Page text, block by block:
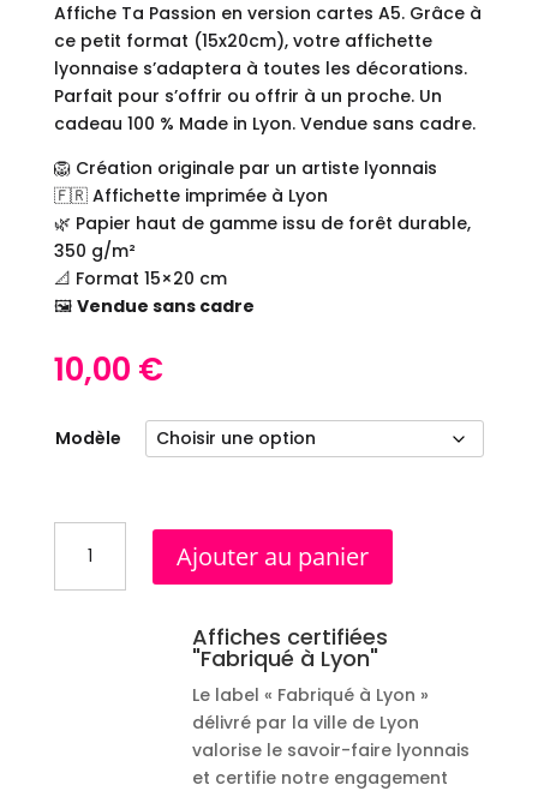
Affiche Ta Passion en version cartes A5. Grâce à
ce petit format (15x20cm), votre affichette
lyonnaise s’adaptera à toutes les décorations.
Parfait pour s’offrir ou offrir à un proche. Un
cadeau 100 % Made in Lyon. Vendue sans cadre.
🦁 Création originale par un artiste lyonnais
🇫🇷 Affichette imprimée à Lyon
🌿 Papier haut de gamme issu de forêt durable,
350 g/m²
📐 Format 15×20 cm
🖼️ Vendue sans cadre
10,00 €
Modèle
Cartes
Ajouter au panier
Affiches certifiées
"Fabriqué à Lyon"
Le label « Fabriqué à Lyon »
délivré par la ville de Lyon
valorise le savoir-faire lyonnais
et certifie notre engagement